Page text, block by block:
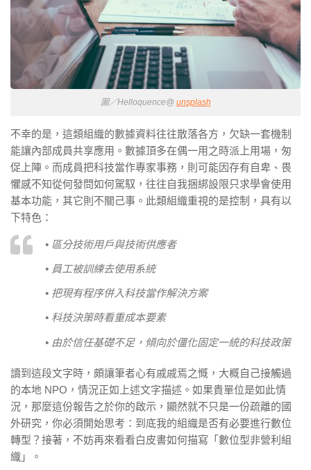
圖／Helloquence@ unsplash
不幸的是，這類組織的數據資料往往散落各方，欠缺一套機制
能讓內部成員共享應用。數據頂多在偶一用之時派上用場，匆
促上陣。而成員把科技當作專家事務，則可能因存有自卑、畏
懼感不知從何發問如何駕馭，往往自我捆綁設限只求學會使用
基本功能，其它則不關己事。此類組織重視的是控制，具有以
下特色：
• 區分技術用戶與技術供應者
• 員工被訓練去使用系統
• 把現有程序併入科技當作解決方案
• 科技決策時看重成本要素
• 由於信任基礎不足，傾向於僵化固定一統的科技政策
讀到這段文字時，頗讓筆者心有戚戚焉之慨，大概自己接觸過
的本地 NPO，情況正如上述文字描述。如果貴單位是如此情
況，那麼這份報告之於你的啟示，顯然就不只是一份疏離的國
外研究，你必須開始思考：到底我的組織是否有必要進行數位
轉型？接著，不妨再來看看白皮書如何描寫「數位型非營利組
織」。